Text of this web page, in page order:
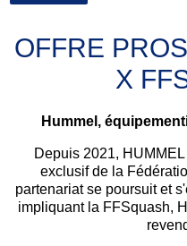
OFFRE
X
Hummel,
Depuis 2021,
exclusif de la
partenariat se poursuit et
impliquant la FFSquash,